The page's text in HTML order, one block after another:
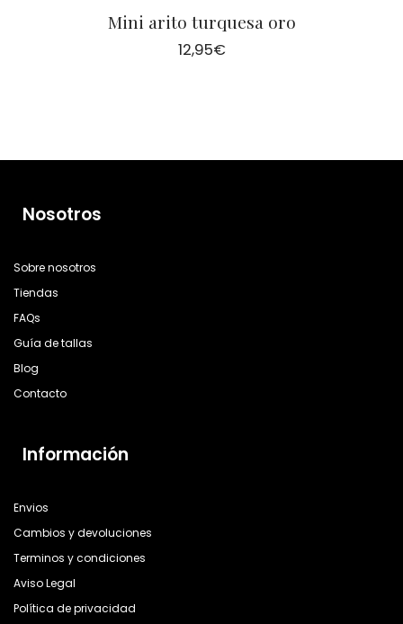
Mini arito turquesa oro
12,95€
Nosotros
Sobre nosotros
Tiendas
FAQs
Guía de tallas
Blog
Contacto
Información
Envios
Cambios y devoluciones
Terminos y condiciones
Aviso Legal
Política de privacidad